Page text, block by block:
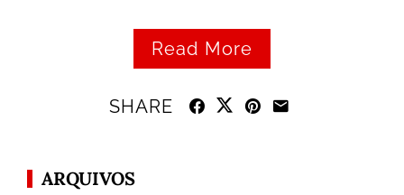
Read More
SHARE
ARQUIVOS